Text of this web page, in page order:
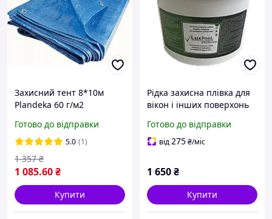
Захисний тент 8*10м
Plandeka 60 г/м2
Готово до відправки
5.0 (1)
1 085.60₴
1 357 ₴
Купити
Рідка захисна плівка для
вікон і інших поверхонь
Готово до відправки
від275₴/міс
1 650₴
Купити